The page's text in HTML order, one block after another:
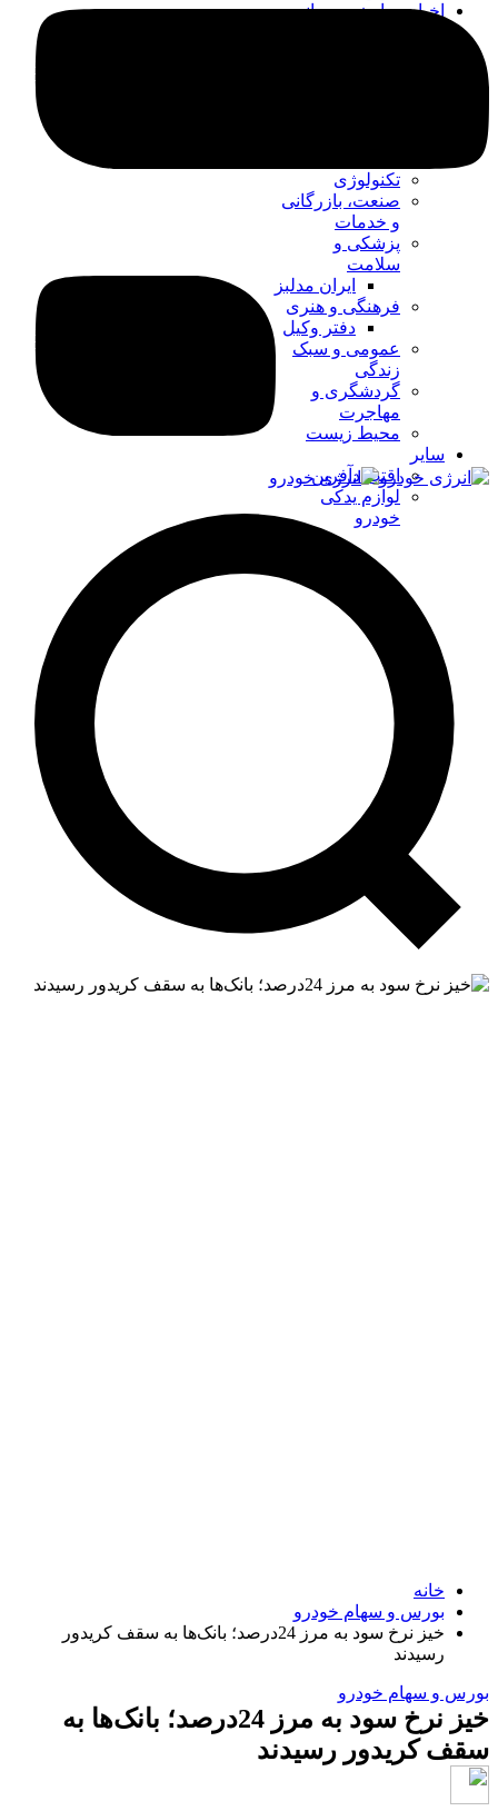
اخبار حوادث و سوانح
تکنولوژی
صنعت، بازرگانی
و خدمات
پزشکی و
سلامت
ایران مدلبز
فرهنگی و هنری
دفتر وکیل
عمومی و سبک
زندگی
گردشگری و
مهاجرت
محیط زیست
سایر
اقتصادآفرین
لوازم یدکی
خودرو
خانه
بورس و سهام خودرو
خیز نرخ سود به مرز 24درصد؛ بانک‌ها به سقف کریدور
رسیدند
و سهام خودرو
خیز نرخ سود به مرز 24درصد؛ بانک‌ها به
کریدور رسیدند